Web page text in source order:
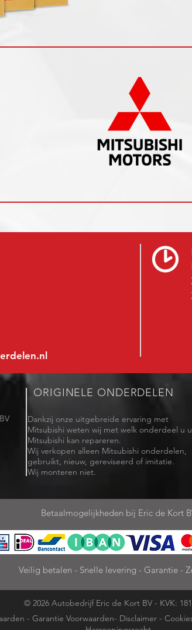
ORIGINELE ONDERDELEN
Dankzij onze uitgebreide ervaring met
Mitsubishi weten wij met welk onderdeel u
Mitsubishi kan repareren.
Wij verkopen alleen Mitsubishi onderdelen,
gebruikt, nieuw, gereviseerd of imitatie.
Wij monteren niet.
Betaalmogelijkheden bij Eric de Kort
Veilig betalen - Snelle levering - Garantie -
© 2026 Autobedrijf Eric de Kort BV - KVK:
- Garantie Voorwaarden- Disclaimer -